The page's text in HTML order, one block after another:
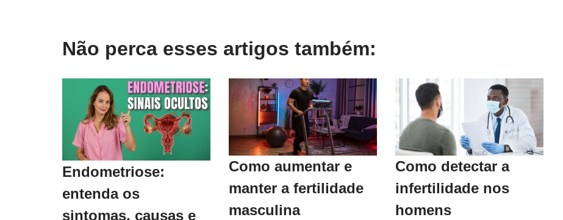
Não perca esses artigos também:
Endometriose:
entenda os
sintomas, causas e
Como aumentar e
manter a fertilidade
masculina
Como detectar a
infertilidade nos
homens